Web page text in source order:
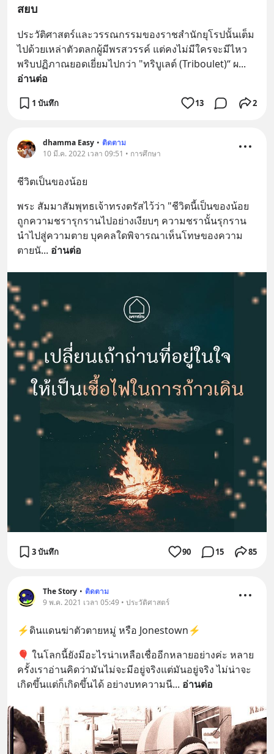
สยบ
ประวัติศาสตร์และวรรณกรรมของราชสำนักยุโรปนั้นเต็ม
ไปด้วยเหล่าตัวตลกผู้มีพรสวรรค์ แต่คงไม่มีใครจะมีไหว
พริบปฏิภาณยอดเยี่ยมไปกว่า "ทริบูเลต์ (Triboulet)“ ผ
อ่านต่อ
1 บันทึก 13 2
dhamma Easy • ติดตาม
10 มี.ค. 2022 เวลา 09:51 • การศึกษา
ชีวิตเป็นของน้อย
พระ สัมมาสัมพุทธเจ้าทรงตรัสไว้ว่า "ชีวิตนี้เป็นของน้อย
ถูกความชรารุกรานไปอย่างเงียบๆ ความชรานั้นรุกราน
นำไปสู่ความตาย บุคคลใดพิจารณาเห็นโทษของความ
ตายนั... อ่านต่อ
3 บันทึก 90 15 85
The Story • ติดตาม
9 พ.ค. 2021 เวลา 05:49 • ประวัติศาสตร์
⚡️ดินแดนฆ่าตัวตายหมู่ หรือ Jonestown⚡️
🎈 ในโลกนี้ยังมีอะไรน่าเหลือเชื่ออีกหลายอย่างค่ะ หลาย
ครั้งเราอ่านคิดว่ามันไม่จะมีอยู่จริงแต่มันอยู่จริง ไม่น่าจะ
เกิดขึ้นแต่ก็เกิดขึ้นได้ อย่างบทความนี... อ่านต่อ